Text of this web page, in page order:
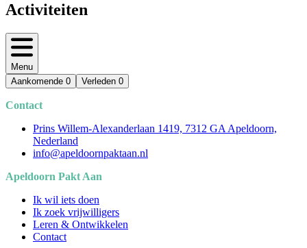
Activiteiten
Menu
Aankomende 0 Verleden 0
Contact
Prins Willem-Alexanderlaan 1419, 7312 GA Apeldoorn,
Nederland
info@apeldoornpaktaan.nl
Apeldoorn Pakt Aan
Ik wil iets doen
Ik zoek vrijwilligers
Leren & Ontwikkelen
Contact